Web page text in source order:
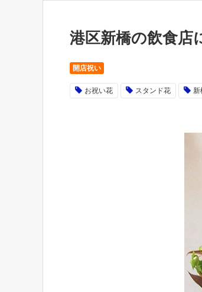
港区新橋の飲食店
開店祝い
お祝い花 スタンド花 新